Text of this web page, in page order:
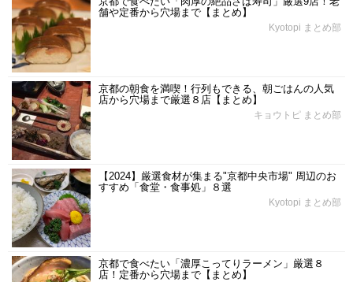
舗や定番から穴場まで【まとめ】
Kyotopi まとめ部
京都の朝食を満喫！行列もできる、朝ごはんの人気
店から穴場まで厳選８店【まとめ】
キョウトピ まとめ部
【2024】厳選食材が集まる"京都中央市場" 周辺のお
すすめ「食堂・食事処」８選
Kyotopi まとめ部
京都で食べたい「濃厚こってりラーメン」厳選８
店！定番から穴場まで【まとめ】